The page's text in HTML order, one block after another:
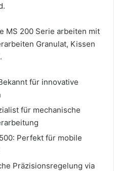
MS 200 Serie arbeiten mit
Granulat, Kissen
für innovative
für mechanische
Perfekt für mobile
Präzisionsregelung via